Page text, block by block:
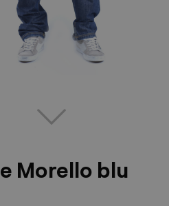
Morello blu